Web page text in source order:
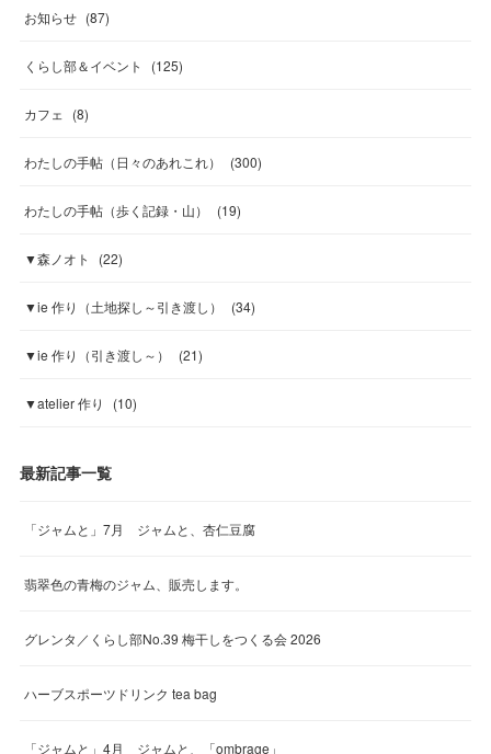
お知らせ (87)
くらし部＆イベント (125)
カフェ (8)
わたしの手帖（日々のあれこれ） (300)
わたしの手帖（歩く記録・山） (19)
▼森ノオト (22)
▼ie 作り（土地探し～引き渡し） (34)
▼ie 作り（引き渡し～） (21)
▼atelier 作り (10)
最新記事一覧
「ジャムと」7月 ジャムと、杏仁豆腐
翡翠色の青梅のジャム、販売します。
グレンタ／くらし部No.39 梅干しをつくる会 2026
ハーブスポーツドリンク tea bag
「ジャムと」4月 ジャムと、「ombrage」